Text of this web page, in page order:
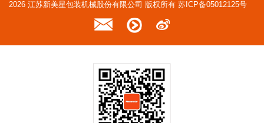
2026 江苏新美星包装机械股份有限公司 版权所有 苏ICP备05012125号